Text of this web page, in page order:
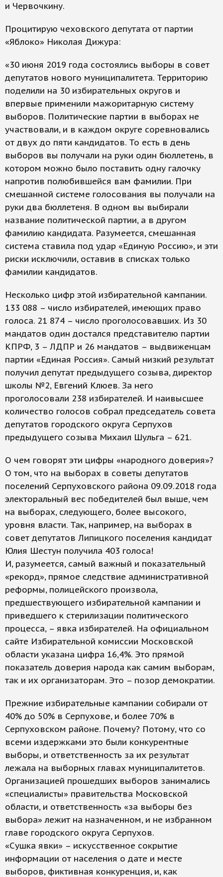
и Червочкину.
Процитирую чеховского депутата от партии
«Яблоко» Николая Дижура:
«30 июня 2019 года состоялись выборы в совет
депутатов нового муниципалитета. Территорию
поделили на 30 избирательных округов и
впервые применили мажоритарную систему
выборов. Политические партии в выборах не
участвовали, и в каждом округе соревновались
от двух до пяти кандидатов. То есть в день
выборов вы получали на руки один бюллетень, в
котором можно было поставить одну галочку
напротив полюбившейся вам фамилии. При
смешанной системе голосования вы получали на
руки два бюллетеня. В одном вы выбирали
название политической партии, а в другом
фамилию кандидата. Разумеется, смешанная
система ставила под удар «Единую Россию», и эти
риски исключили, оставив в списках только
фамилии кандидатов.
Несколько цифр этой избирательной кампании.
133 088 – число избирателей, имеющих право
голоса. 21 874 – число проголосовавших. Из 30
мандатов один достался представителю партии
КПРФ, 3 – ЛДПР и 26 мандатов – выдвиженцам
партии «Единая Россия». Самый низкий результат
получил депутат предыдущего созыва, директор
школы №2, Евгений Клюев. За него
проголосовали 238 избирателей. И наивысшее
количество голосов собрал председатель совета
депутатов городского округа Серпухов
предыдущего созыва Михаил Шульга – 621.
О чем говорят эти цифры «народного доверия»?
О том, что на выборах в советы депутатов
поселений Серпуховского района 09.09.2018 года
электоральный вес победителей был выше, чем
на выборах, следующего, более высокого,
уровня власти. Так, например, на выборах в
совет депутатов Липицкого поселения кандидат
Юлия Шестун получила 403 голоса!
И, разумеется, самый важный и показательный
«рекорд», прямое следствие административной
реформы, полицейского произвола,
предшествующего избирательной кампании и
приведшего к стерилизации политического
процесса, – явка избирателей. На официальном
сайте Избирательной комиссии Московской
области указана цифра 16,4%. Это прямой
показатель доверия народа как самим выборам,
так и их организаторам. Это – позор демократии.
Прежние избирательные кампании собирали от
40% до 50% в Серпухове, и более 70% в
Серпуховском районе. Почему? Потому, что со
всеми издержками это были конкурентные
выборы, и ответственность за их результат
лежала на выборных главах муниципалитетов.
Организацией прошедших выборов занимались
«специалисты» правительства Московской
области, и ответственность «за выборы без
выбора» лежит на назначенном, и не избранном
главе городского округа Серпухов.
«Сушка явки» – искусственное сокрытие
информации от населения о дате и месте
выборов, фиктивная конкуренция, и, как